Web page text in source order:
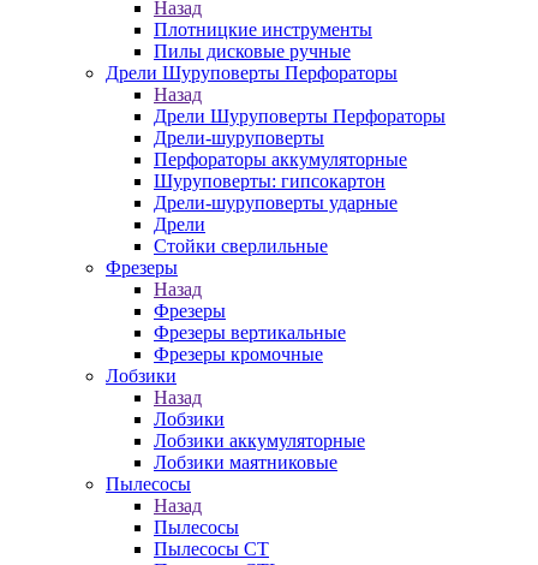
Назад
Плотницкие инструменты
Пилы дисковые ручные
Дрели Шуруповерты Перфораторы
Назад
Дрели Шуруповерты Перфораторы
Дрели-шуруповерты
Перфораторы аккумуляторные
Шуруповерты: гипсокартон
Дрели-шуруповерты ударные
Дрели
Стойки сверлильные
Фрезеры
Назад
Фрезеры
Фрезеры вертикальные
Фрезеры кромочные
Лобзики
Назад
Лобзики
Лобзики аккумуляторные
Лобзики маятниковые
Пылесосы
Назад
Пылесосы
Пылесосы CT